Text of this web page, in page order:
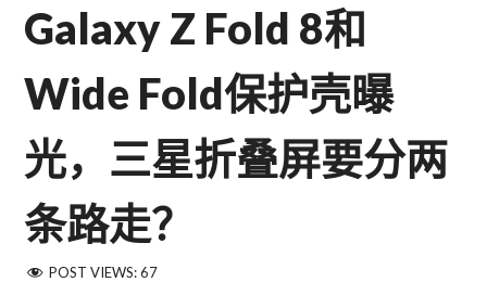
Galaxy Z Fold 8和
Wide Fold保护壳曝
光，三星折叠屏要分两
条路走？
POST VIEWS: 67